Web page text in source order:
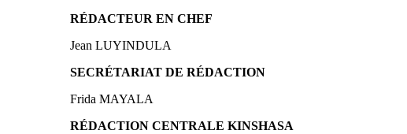
RÉDACTEUR EN CHEF
Jean LUYINDULA
SECRÉTARIAT DE RÉDACTION
Frida MAYALA
RÉDACTION CENTRALE KINSHASA